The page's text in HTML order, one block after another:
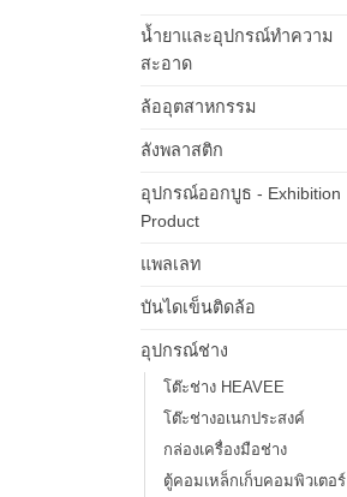
น้ำยาและอุปกรณ์ทำความ
สะอาด
ล้ออุตสาหกรรม
ลังพลาสติก
อุปกรณ์ออกบูธ - Exhibition
Product
แพลเลท
บันไดเข็นติดล้อ
อุปกรณ์ช่าง
โต๊ะช่าง HEAVEE
โต๊ะช่างอเนกประสงค์
กล่องเครื่องมือช่าง
ตู้คอมเหล็กเก็บคอมพิวเตอร์